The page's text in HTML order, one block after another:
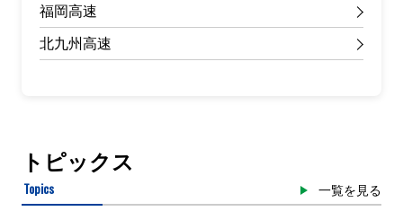
福岡高速
北九州高速
トピックス
Topics 一覧を見る